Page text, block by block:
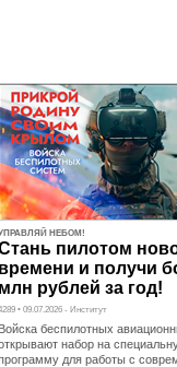
НЕБОМ!
пилотом
времени и получи
млн рублей за год!
• 09.07.2026 - Институт
Войска беспилотных
набор на
для работы с